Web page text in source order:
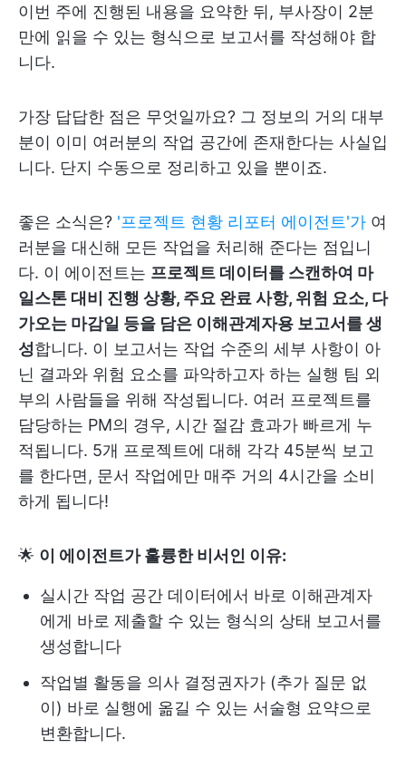
이번 주에 진행된 내용을 요약한 뒤, 부사장이 2분
만에 읽을 수 있는 형식으로 보고서를 작성해야 합
니다.
가장 답답한 점은 무엇일까요? 그 정보의 거의 대부
분이 이미 여러분의 작업 공간에 존재한다는 사실입
니다. 단지 수동으로 정리하고 있을 뿐이죠.
좋은 소식은? '프로젝트 현황 리포터 에이전트'가 여
러분을 대신해 모든 작업을 처리해 준다는 점입니
다. 이 에이전트는 프로젝트 데이터를 스캔하여 마
일스톤 대비 진행 상황, 주요 완료 사항, 위험 요소, 다
가오는 마감일 등을 담은 이해관계자용 보고서를 생
성합니다. 이 보고서는 작업 수준의 세부 사항이 아
닌 결과와 위험 요소를 파악하고자 하는 실행 팀 외
부의 사람들을 위해 작성됩니다. 여러 프로젝트를
담당하는 PM의 경우, 시간 절감 효과가 빠르게 누
적됩니다. 5개 프로젝트에 대해 각각 45분씩 보고
를 한다면, 문서 작업에만 매주 거의 4시간을 소비
하게 됩니다!
🌟 이 에이전트가 훌륭한 비서인 이유:
실시간 작업 공간 데이터에서 바로 이해관계자
에게 바로 제출할 수 있는 형식의 상태 보고서를
생성합니다
작업별 활동을 의사 결정권자가 (추가 질문 없
이) 바로 실행에 옮길 수 있는 서술형 요약으로
변환합니다.